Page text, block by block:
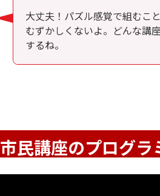
大丈夫！パズル感覚で組むこ
むずかしくないよ。どんな講
するね。
市民講座のプログラ